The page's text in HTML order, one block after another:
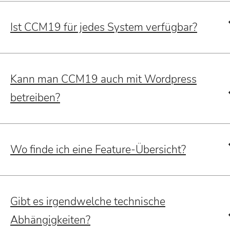
Ist CCM19 für jedes System verfügbar?
Kann man CCM19 auch mit Wordpress
betreiben?
Wo finde ich eine Feature-Übersicht?
Gibt es irgendwelche technische
Abhängigkeiten?